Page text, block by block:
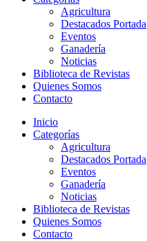
Agricultura
Destacados Portada
Eventos
Ganadería
Noticias
Biblioteca de Revistas
Quienes Somos
Contacto
Inicio
Categorías
Agricultura
Destacados Portada
Eventos
Ganadería
Noticias
Biblioteca de Revistas
Quienes Somos
Contacto